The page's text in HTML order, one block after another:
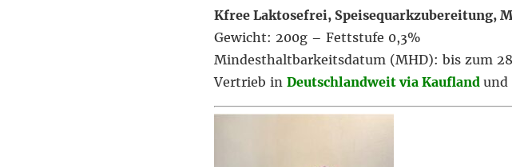
Kfree Laktosefrei, Speisequarkzubereitung,
Gewicht: 200g – Fettstufe 0,3%
Mindesthaltbarkeitsdatum (MHD): bis zum
Vertrieb in Deutschlandweit via Kaufland und